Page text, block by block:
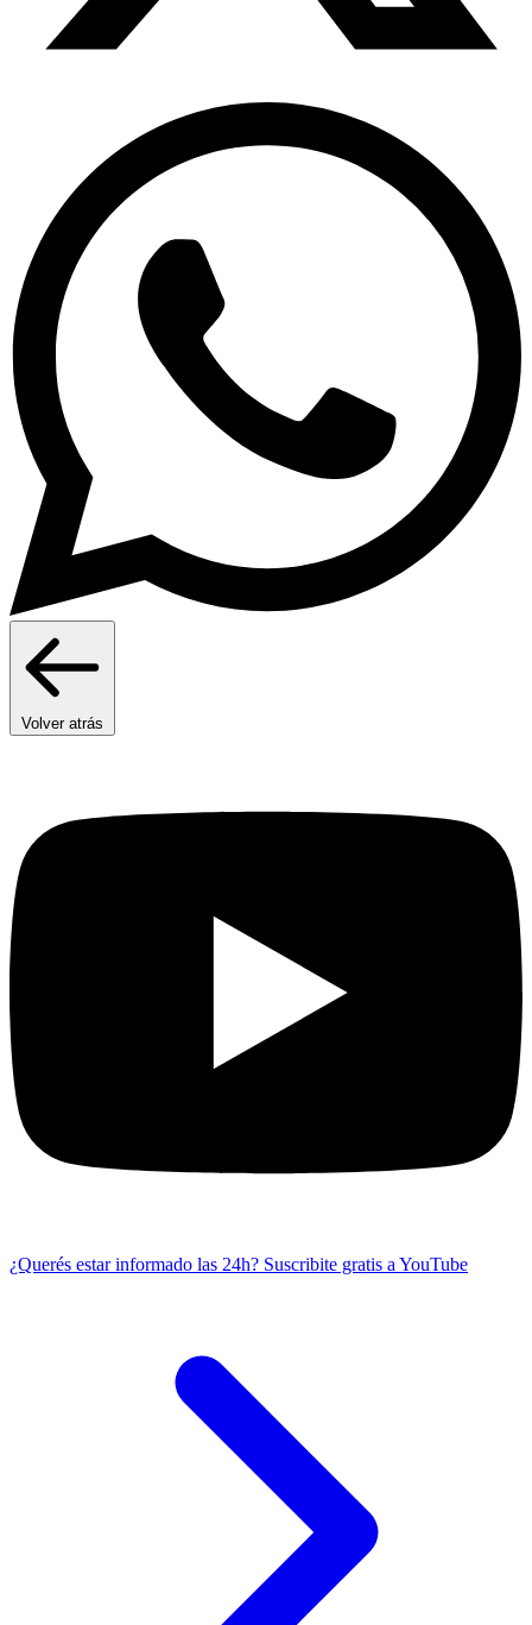
Volver atrás
¿Querés estar informado las 24h? Suscribite gratis a YouTube